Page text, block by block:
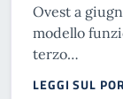
Ovest a
modello
terzo…
LEGGI SUL